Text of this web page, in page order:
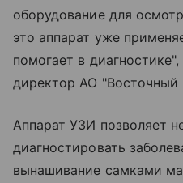
оборудование для
это аппарат уже
помогает в
директор АО
Аппарат УЗИ позволяет
диагностировать
вынашивание самками